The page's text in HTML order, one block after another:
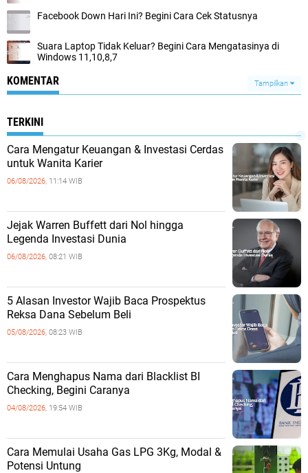
Facebook Down Hari Ini? Begini Cara Cek Statusnya
Suara Laptop Tidak Keluar? Begini Cara Mengatasinya di
Windows 11,10,8,7
KOMENTAR Tampilkan
TERKINI
Cara Mengatur Keuangan & Investasi Cerdas
untuk Wanita Karier
06/08/2026, 11:14 WIB
Jejak Warren Buffett dari Nol hingga
Legenda Investasi Dunia
06/08/2026, 08:21 WIB
5 Alasan Investor Wajib Baca Prospektus
Reksa Dana Sebelum Beli
05/08/2026, 08:23 WIB
Cara Menghapus Nama dari Blacklist BI
Checking, Begini Caranya
04/08/2026, 19:54 WIB
Cara Memulai Usaha Gas LPG 3Kg, Modal &
Potensi Untung